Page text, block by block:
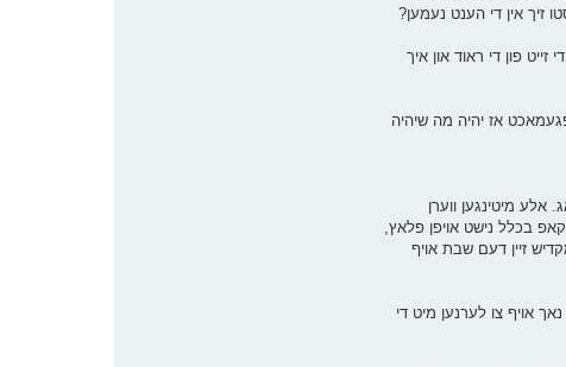
זיך אין די הענט נעמען?
פון די ראוד און איך
אז יהיה מה שיהיה
אלע מיטינגען ווערן
קאפ בכלל נישט אויפן פלאץ,
זיין דעם שבת אויף
וואס איך דארף נאך אויף צו לערנען מיט די